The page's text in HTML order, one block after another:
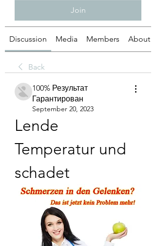
Join
Discussion Media Members About
Back
100% Результат
Гарантирован
September 20, 2023
Lende
Temperatur und
schadet